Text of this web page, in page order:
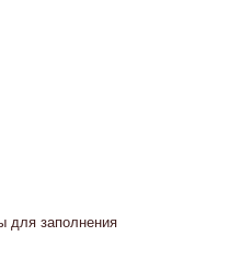
для заполнения